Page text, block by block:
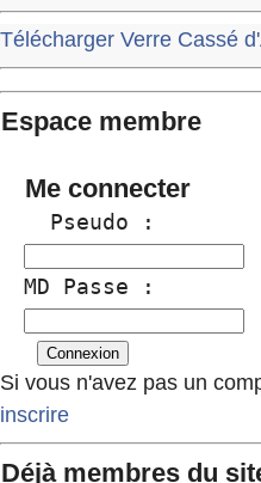
Télécharger Verre Cassé
Espace membre
Me connecter
  Pseudo :
MD Passe :
Si vous n'avez pas un
inscrire
Déjà membres du